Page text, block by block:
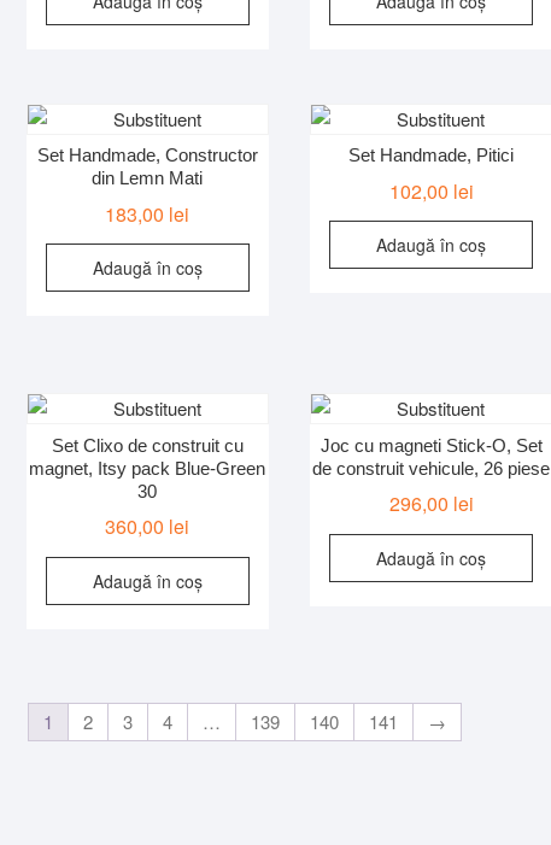
Set Handmade, Constructor
din Lemn Mati
183,00 lei
Adaugă în coș
Set Handmade, Pitici
102,00 lei
Adaugă în coș
Set Clixo de construit cu
magnet, Itsy pack Blue-Green
30
360,00 lei
Adaugă în coș
Joc cu magneti Stick-O, Set
de construit vehicule, 26 piese
296,00 lei
Adaugă în coș
1 2 3 4 … 139 140 141 →